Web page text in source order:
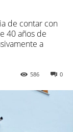
de contar con
40 años de
a
0
586